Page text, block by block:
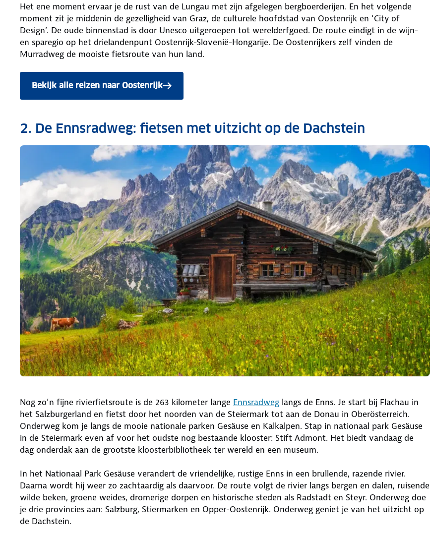
Het ene moment ervaar je de rust van de Lungau met zijn afgelegen bergboerderijen. En het volgende
moment zit je middenin de gezelligheid van Graz, de culturele hoofdstad van Oostenrijk en ‘City of
Design’. De oude binnenstad is door Unesco uitgeroepen tot werelderfgoed. De route eindigt in de wijn-
en sparegio op het drielandenpunt Oostenrijk-Slovenië-Hongarije. De Oostenrijkers zelf vinden de
Murradweg de mooiste fietsroute van hun land.
Bekijk alle reizen naar Oostenrijk
2. De Ennsradweg: fietsen met uitzicht op de Dachstein
Nog zo’n fijne rivierfietsroute is de 263 kilometer lange Ennsradweg langs de Enns. Je start bij Flachau in
het Salzburgerland en fietst door het noorden van de Steiermark tot aan de Donau in Oberösterreich.
Onderweg kom je langs de mooie nationale parken Gesäuse en Kalkalpen. Stap in nationaal park Gesäuse
in de Steiermark even af voor het oudste nog bestaande klooster: Stift Admont. Het biedt vandaag de
dag onderdak aan de grootste kloosterbibliotheek ter wereld en een museum.
In het Nationaal Park Gesäuse verandert de vriendelijke, rustige Enns in een brullende, razende rivier.
Daarna wordt hij weer zo zachtaardig als daarvoor. De route volgt de rivier langs bergen en dalen, ruisende
wilde beken, groene weides, dromerige dorpen en historische steden als Radstadt en Steyr. Onderweg doe
je drie provincies aan: Salzburg, Stiermarken en Opper-Oostenrijk. Onderweg geniet je van het uitzicht op
de Dachstein.